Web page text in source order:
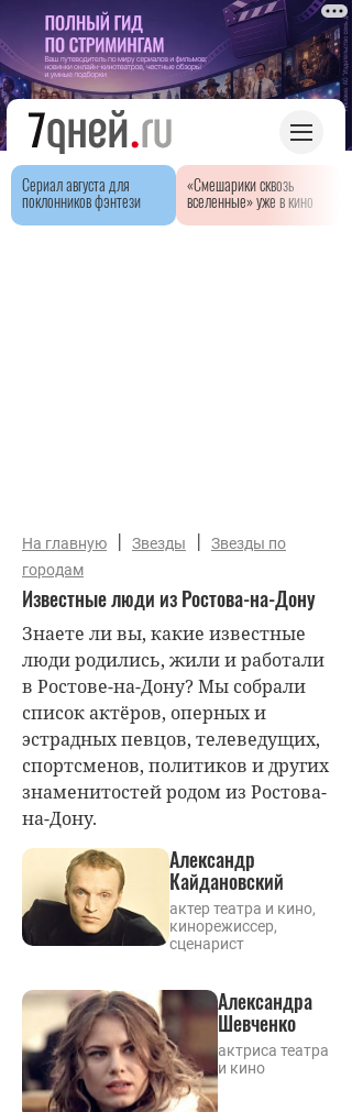
Сериал августа для
поклонников фэнтези
«Смешарики сквозь
вселенные» уже в кино
На главную | Звезды |
Звезды по
городам
Известные люди из Ростова-на-Дону
Знаете ли вы, какие известные
люди родились, жили и работали
в Ростове-на-Дону? Мы собрали
список актёров, оперных и
эстрадных певцов, телеведущих,
спортсменов, политиков и других
знаменитостей родом из Ростова-
на-Дону.
Александр
Кайдановский
актер театра и кино,
кинорежиссер,
сценарист
Александра
Шевченко
актриса театра
и кино